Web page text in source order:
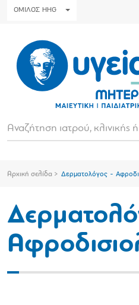
ΟΜΙΛΟΣ HHG
Αρχική σελίδα Δερματολόγος -